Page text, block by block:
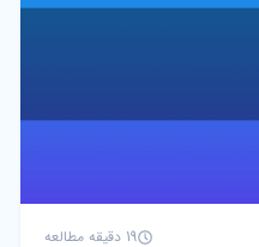
19 دقیقه مطالعه